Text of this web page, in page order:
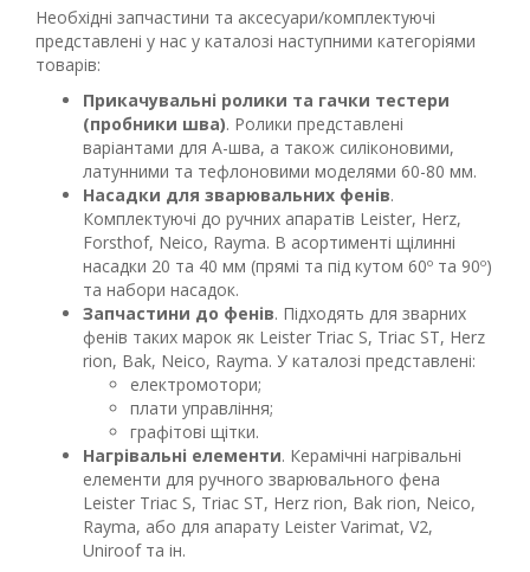
Необхідні запчастини та аксесуари/комплектуючі
представлені у нас у каталозі наступними категоріями
товарів:
Прикачувальні ролики та гачки тестери
(пробники шва). Ролики представлені
варіантами для А-шва, а також силіконовими,
латунними та тефлоновими моделями 60-80 мм.
Насадки для зварювальних фенів.
Комплектуючі до ручних апаратів Leister, Herz,
Forsthof, Neico, Rayma. В асортименті щілинні
насадки 20 та 40 мм (прямі та під кутом 60º та 90º)
та набори насадок.
Запчастини до фенів. Підходять для зварних
фенів таких марок як Leister Triac S, Triac ST, Herz
rion, Bak, Neico, Rayma. У каталозі представлені:
електромотори;
плати управління;
графітові щітки.
Нагрівальні елементи. Керамічні нагрівальні
елементи для ручного зварювального фена
Leister Triac S, Triac ST, Herz rion, Bak rion, Neico,
Rayma, або для апарату Leister Varimat, V2,
Uniroof та ін.